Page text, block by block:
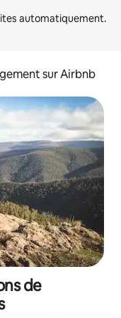
sur Airbnb
de